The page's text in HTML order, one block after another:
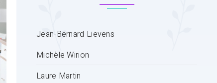
Jean-Bernard Lievens
Michèle Wirion
Laure Martin